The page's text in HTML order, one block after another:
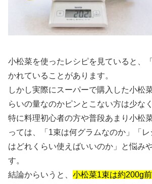
小松菜を使ったレシピを見ていると、
かれていることがあります。
しかし実際にスーパーで購入した小松
らいの量なのかピンとこない方は少な
特に料理初心者の方や普段あまり小松
っては、「1束は何グラムなのか」「
はどれくらい使えばいいのか」と悩み
す。
結論からいうと、 小松菜1束は約200g